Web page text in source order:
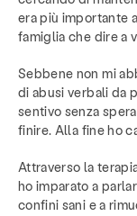
era più importante
famiglia che dire a
Sebbene non mi
di abusi verbali da
sentivo senza
finire. Alla fine ho
Attraverso la
ho imparato a
confini sani e a